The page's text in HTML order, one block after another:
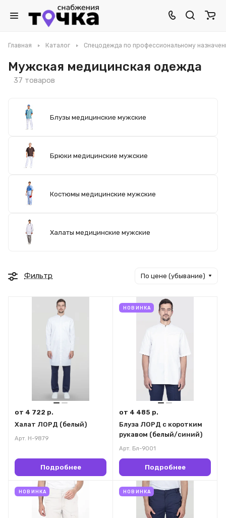
Главная Каталог Спецодежда по профессиональному
Мужская медицинская одежда
37 товаров
Блузы медицинские мужские
Брюки медицинские мужские
Костюмы медицинские мужские
Халаты медицинские мужские
Фильтр По цене (убывание)
от 4 722 р.
Халат ЛОРД (белый)
Арт. Н-9879
Подробнее
НОВИНКА
от 4 485 р.
Блуза ЛОРД с коротким
рукавом (белый/синий)
Арт. Бл-9001
Подробнее
НОВИНКА НОВИНКА